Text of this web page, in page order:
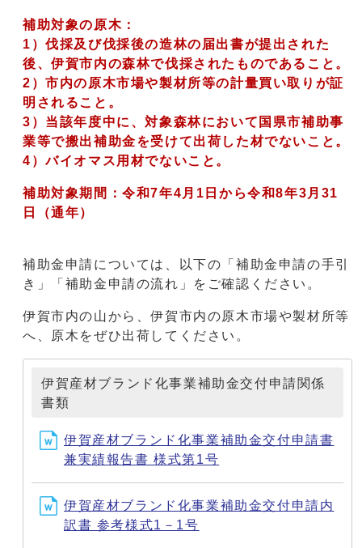
補助対象の原木：
1）伐採及び伐採後の造林の届出書が提出された
後、伊賀市内の森林で伐採されたものであること。
2）市内の原木市場や製材所等の計量買い取りが証
明されること。
3）当該年度中に、対象森林において国県市補助事
業等で搬出補助金を受けて出荷した材でないこと。
4）バイオマス用材でないこと。
補助対象期間：令和7年4月1日から令和8年3月31
日（通年）
補助金申請については、以下の「補助金申請の手引
き」「補助金申請の流れ」をご確認ください。
伊賀市内の山から、伊賀市内の原木市場や製材所等
へ、原木をぜひ出荷してください。
伊賀産材ブランド化事業補助金交付申請関係
書類
伊賀産材ブランド化事業補助金交付申請書
兼実績報告書 様式第1号
伊賀産材ブランド化事業補助金交付申請内
訳書 参考様式1－1号